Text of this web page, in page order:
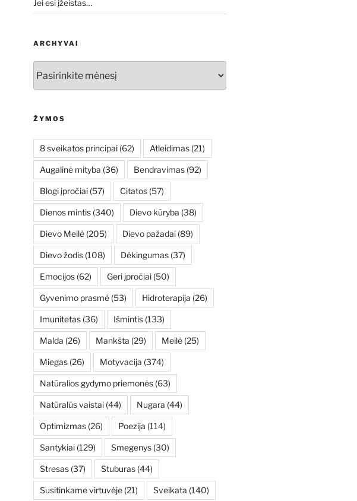
Jei esi įžeistas…
ARCHYVAI
ŽYMOS
8 sveikatos principai(62) Atleidimas(21)
Augalinė mityba (36) Bendravimas(92)
Blogi įpročiai(57) Citatos(57)
Dienos mintis(340) Dievo kūryba (38)
Dievo Meilė(205) Dievo pažadai(89)
Dievo žodis(108) Dėkingumas(37)
Emocijos(62) Geri įpročiai(50)
Gyvenimo prasmė(53) Hidroterapija (26)
Imunitetas(36) Išmintis(133)
Malda (26) Mankšta (29) Meilė(25)
Miegas(26) Motyvacija (374)
Natūralios gydymo priemonės(63)
Natūralūs vaistai(44) Nugara (44)
Optimizmas(26) Poezija (114)
Santykiai(129) Smegenys(30)
Stresas(37) Stuburas(44)
Susitinkame virtuvėje(21) Sveikata (140)